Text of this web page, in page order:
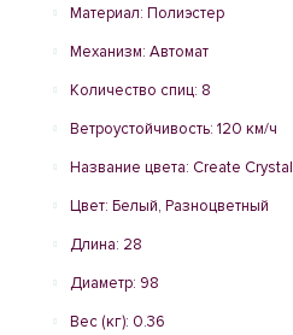
Материал: Полиэстер
Механизм: Автомат
Количество спиц: 8
Ветроустойчивость: 120 км/ч
Название цвета: Create Crystal
Цвет: Белый, Разноцветный
Длина: 28
Диаметр: 98
Вес (кг): 0.36